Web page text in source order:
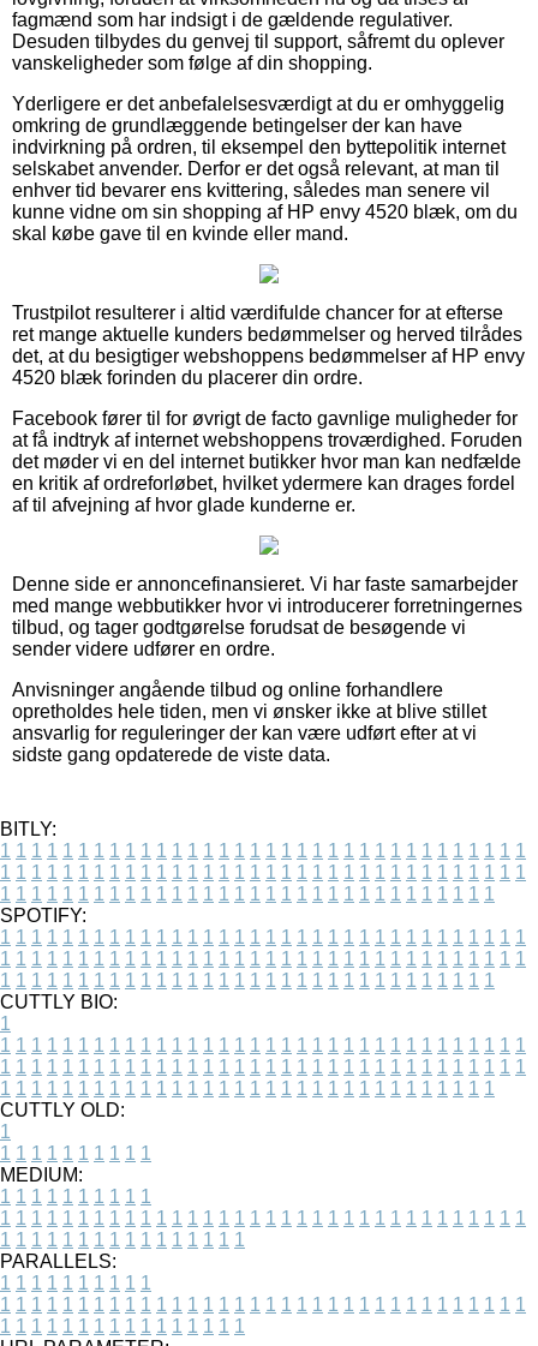
fagmænd som har indsigt i de gældende regulativer.
Desuden tilbydes du genvej til support, såfremt du oplever
vanskeligheder som følge af din shopping.
Yderligere er det anbefalelsesværdigt at du er omhyggelig
omkring de grundlæggende betingelser der kan have
indvirkning på ordren, til eksempel den byttepolitik internet
selskabet anvender. Derfor er det også relevant, at man til
enhver tid bevarer ens kvittering, således man senere vil
kunne vidne om sin shopping af HP envy 4520 blæk, om du
skal købe gave til en kvinde eller mand.
Trustpilot resulterer i altid værdifulde chancer for at efterse
ret mange aktuelle kunders bedømmelser og herved tilrådes
det, at du besigtiger webshoppens bedømmelser af HP envy
4520 blæk forinden du placerer din ordre.
Facebook fører til for øvrigt de facto gavnlige muligheder for
at få indtryk af internet webshoppens troværdighed. Foruden
det møder vi en del internet butikker hvor man kan nedfælde
en kritik af ordreforløbet, hvilket ydermere kan drages fordel
af til afvejning af hvor glade kunderne er.
Denne side er annoncefinansieret. Vi har faste samarbejder
med mange webbutikker hvor vi introducerer forretningernes
tilbud, og tager godtgørelse forudsat de besøgende vi
sender videre udfører en ordre.
Anvisninger angående tilbud og online forhandlere
opretholdes hele tiden, men vi ønsker ikke at blive stillet
ansvarlig for reguleringer der kan være udført efter at vi
sidste gang opdaterede de viste data.
BITLY:
1 1 1 1 1 1 1 1 1 1 1 1 1 1 1 1 1 1 1 1 1 1 1 1 1 1 1 1 1 1 1 1 1 1
1 1 1 1 1 1 1 1 1 1 1 1 1 1 1 1 1 1 1 1 1 1 1 1 1 1 1 1 1 1 1 1 1 1
1 1 1 1 1 1 1 1 1 1 1 1 1 1 1 1 1 1 1 1 1 1 1 1 1 1 1 1 1 1 1 1
SPOTIFY:
1 1 1 1 1 1 1 1 1 1 1 1 1 1 1 1 1 1 1 1 1 1 1 1 1 1 1 1 1 1 1 1 1 1
1 1 1 1 1 1 1 1 1 1 1 1 1 1 1 1 1 1 1 1 1 1 1 1 1 1 1 1 1 1 1 1 1 1
1 1 1 1 1 1 1 1 1 1 1 1 1 1 1 1 1 1 1 1 1 1 1 1 1 1 1 1 1 1 1 1
CUTTLY BIO:
1
1 1 1 1 1 1 1 1 1 1 1 1 1 1 1 1 1 1 1 1 1 1 1 1 1 1 1 1 1 1 1 1 1 1
1 1 1 1 1 1 1 1 1 1 1 1 1 1 1 1 1 1 1 1 1 1 1 1 1 1 1 1 1 1 1 1 1 1
1 1 1 1 1 1 1 1 1 1 1 1 1 1 1 1 1 1 1 1 1 1 1 1 1 1 1 1 1 1 1 1
CUTTLY OLD:
1
1 1 1 1 1 1 1 1 1 1
MEDIUM:
1 1 1 1 1 1 1 1 1 1
1 1 1 1 1 1 1 1 1 1 1 1 1 1 1 1 1 1 1 1 1 1 1 1 1 1 1 1 1 1 1 1 1 1
1 1 1 1 1 1 1 1 1 1 1 1 1 1 1 1
PARALLELS:
1 1 1 1 1 1 1 1 1 1
1 1 1 1 1 1 1 1 1 1 1 1 1 1 1 1 1 1 1 1 1 1 1 1 1 1 1 1 1 1 1 1 1 1
1 1 1 1 1 1 1 1 1 1 1 1 1 1 1 1